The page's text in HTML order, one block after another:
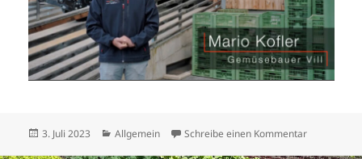
Veröffentlicht
3. Juli 2023 Kategorien
Allgemein Schreibe einen Kommentarzu 1.